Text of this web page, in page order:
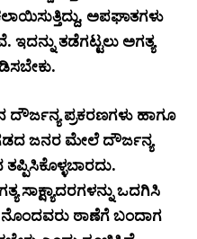
ಅಪಘಾತಗಳು
ಇದನ್ನು ತಡೆಗಟ್ಟಲು ಅಗತ್ಯ
ಪ್ರಕರಣಗಳು ಹಾಗೂ
ಜನರ ಮೇಲೆ ದೌರ್ಜನ್ಯ
ಒದಗಿಸಿ
ನೊಂದವರು ಠಾಣೆಗೆ ಬಂದಾಗ